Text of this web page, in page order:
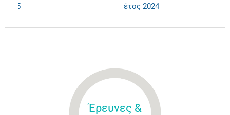
2025
έτος 2024
Έρευνες &